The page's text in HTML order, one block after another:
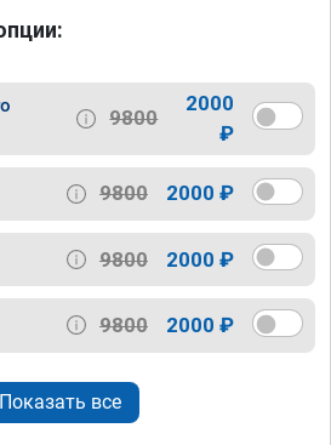
9800
2000
₽
9800 2000 ₽
9800 2000 ₽
9800 2000 ₽
Показать все